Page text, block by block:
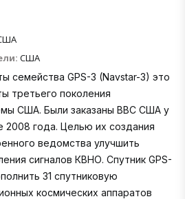
США
семейства GPS-3 (Navstar-3) это
третьего поколения
США. Были заказаны ВВС США у
2008 года. Целью их создания
ведомства улучшить
сигналов КВНО. Спутник GPS-
31 спутниковую
космических аппаратов